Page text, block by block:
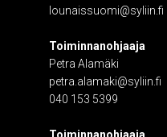
lounaissuomi@syliin.fi
Toiminnanohjaaja
Petra Alamäki
petra.alamaki@syliin.fi
040 153 5399